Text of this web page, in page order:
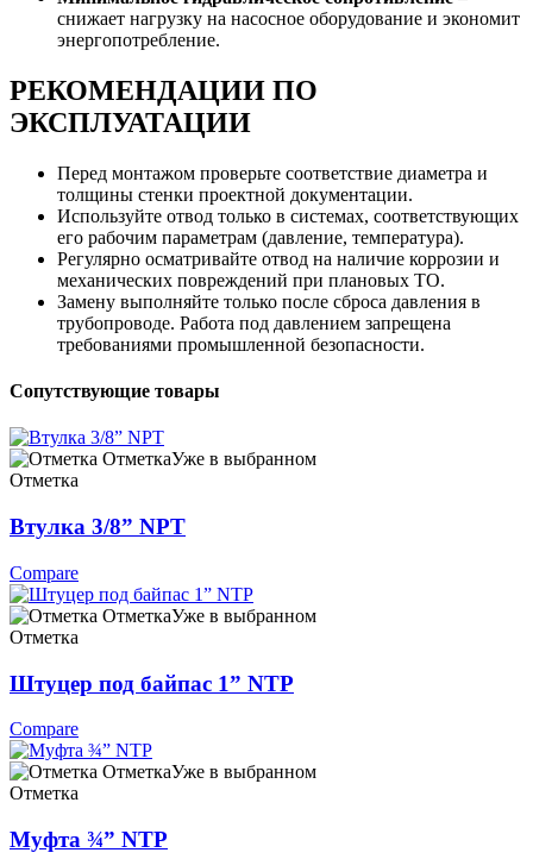
снижает нагрузку на насосное оборудование и экономит
энергопотребление.
РЕКОМЕНДАЦИИ ПО
ЭКСПЛУАТАЦИИ
Перед монтажом проверьте соответствие диаметра и
толщины стенки проектной документации.
Используйте отвод только в системах, соответствующих
его рабочим параметрам (давление, температура).
Регулярно осматривайте отвод на наличие коррозии и
механических повреждений при плановых ТО.
Замену выполняйте только после сброса давления в
трубопроводе. Работа под давлением запрещена
требованиями промышленной безопасности.
Сопутствующие товары
ОтметкаУже в выбранном
Отметка
Втулка 3/8” NPT
Compare
ОтметкаУже в выбранном
Отметка
Штуцер под байпас 1” NTP
Compare
ОтметкаУже в выбранном
Отметка
Муфта ¾” NTP